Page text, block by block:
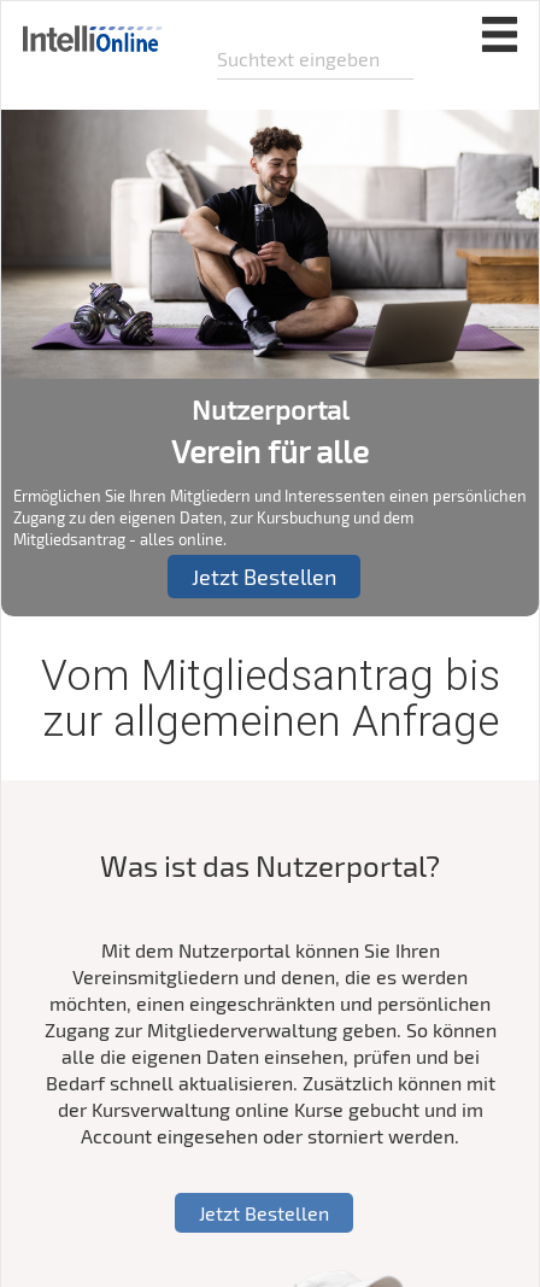
Nutzerportal
Verein für alle
Ermöglichen Sie Ihren Mitgliedern und Interessenten einen persönlichen
Zugang zu den eigenen Daten, zur Kursbuchung und dem
Mitgliedsantrag - alles online.
Jetzt Bestellen
Vom Mitgliedsantrag bis
zur allgemeinen Anfrage
Was ist das Nutzerportal?
Mit dem Nutzerportal können Sie Ihren
Vereinsmitgliedern und denen, die es werden
möchten, einen eingeschränkten und persönlichen
Zugang zur Mitgliederverwaltung geben. So können
alle die eigenen Daten einsehen, prüfen und bei
Bedarf schnell aktualisieren. Zusätzlich können mit
der Kursverwaltung online Kurse gebucht und im
Account eingesehen oder storniert werden.
Jetzt Bestellen